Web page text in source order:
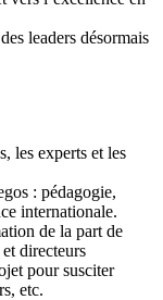
leaders désormais
les experts et les
: pédagogie,
internationale.
de la part de
directeurs
pour susciter
etc.